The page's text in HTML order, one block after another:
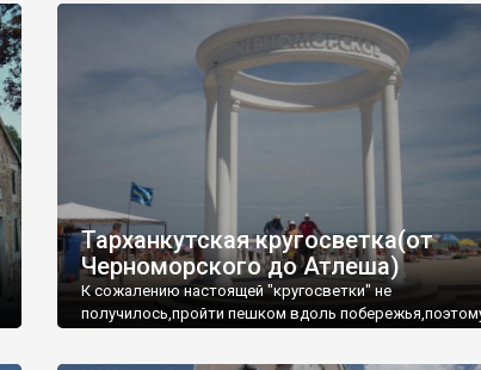
Тарханкутская кругосветка(от
Черноморского до Атлеша)
К сожалению настоящей "кругосветки" не
получилось,пройти пешком вдоль